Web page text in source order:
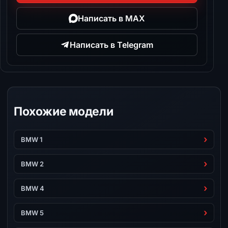
Написать в MAX
Написать в Telegram
Похожие модели
BMW 1
BMW 2
BMW 4
BMW 5